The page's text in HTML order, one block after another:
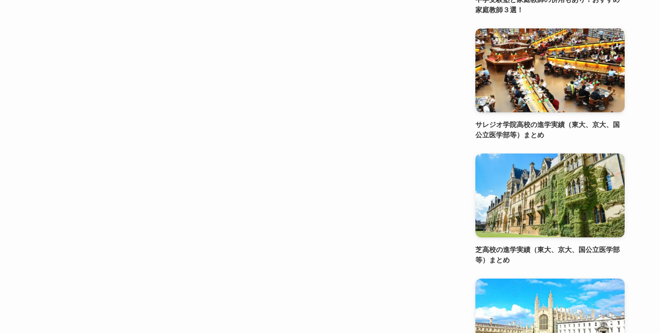
家庭教師３選！
サレジオ学院高校の進学実績（東大、京大、国
公立医学部等）まとめ
芝高校の進学実績（東大、京大、国公立医学部
等）まとめ